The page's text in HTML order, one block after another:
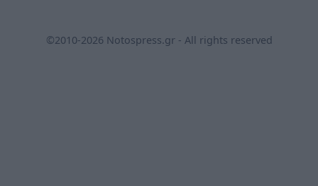
©2010-2026 Notospress.gr - All rights reserved